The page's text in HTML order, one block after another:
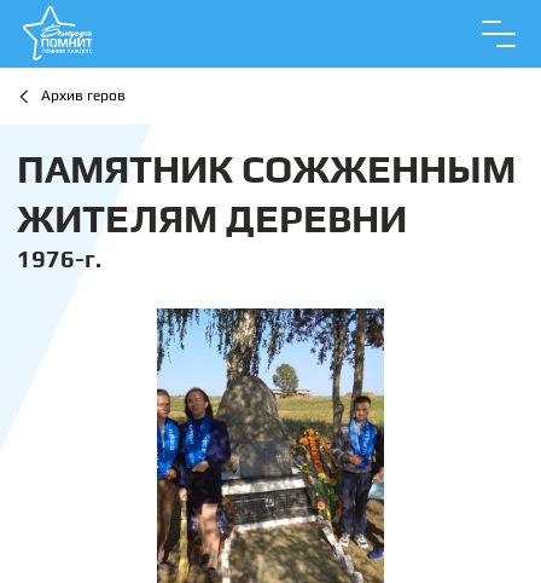
Архив геров
ПАМЯТНИК СОЖЖЕННЫМ
ЖИТЕЛЯМ ДЕРЕВНИ
1976-г.